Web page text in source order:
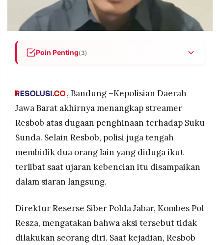
WARGA
INFORMASI
IKLAN
KIRIM
TULISAN
PENGADUAN TERM
IKUTI
©
PT.
MEDIA
Poin Penting(3)
siaran langsung. Ia dijerat Pasal 28 Ayat (2) UU
ancaman hukuman maksimal 6 tahun penjara.
Polisi juga membidik dua orang lain yang diduga
membantu proses siaran langsung saat ujaran
tersebut disampaikan. Keterlibatan keduanya
masih didalami penyidik Direktorat Siber Polda
Jabar.
Sebelum ditangkap, Resbob sempat melarikan
diamankan di Semarang, Jawa Tengah, dan kini
dibawa ke Polda Jabar untuk pemeriksaan
lanjutan.
, Bandung –Kepolisian Daerah
Jawa Barat akhirnya menangkap streamer
Resbob atas dugaan penghinaan terhadap Suku
Sunda. Selain Resbob, polisi juga tengah
membidik dua orang lain yang diduga ikut
terlibat saat ujaran kebencian itu disampaikan
dalam siaran langsung.
Direktur Reserse Siber Polda Jabar, Kombes Pol
Resza, mengatakan bahwa aksi tersebut tidak
dilakukan seorang diri. Saat kejadian, Resbob